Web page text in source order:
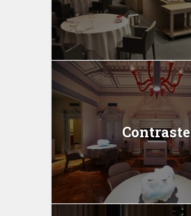
Contraste